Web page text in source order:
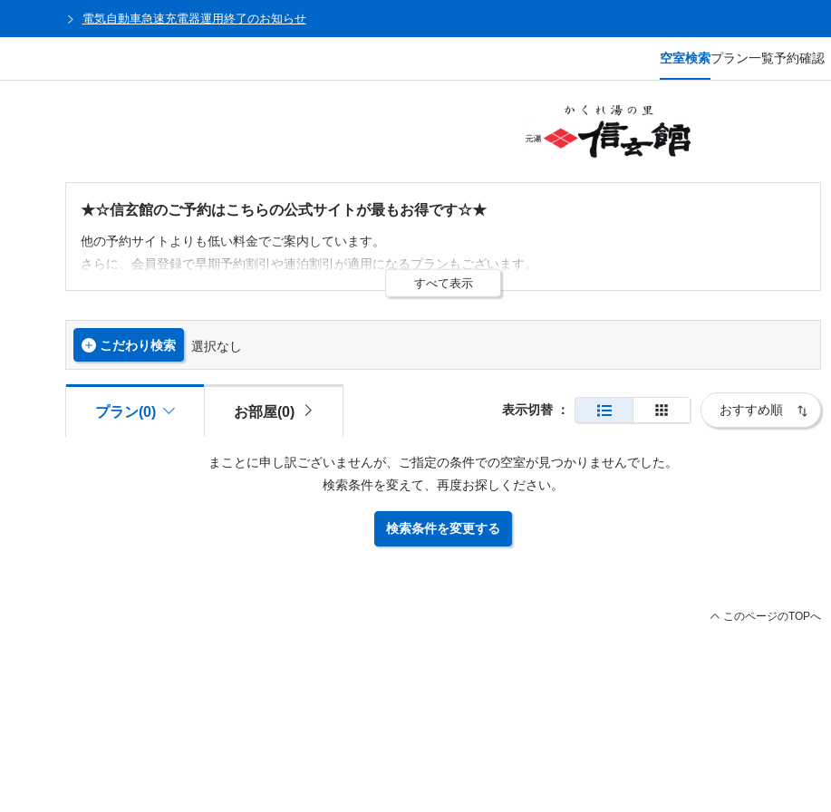
電気自動車急速充電器運用終了のお知らせ
空室検索プラン一覧予約確認
★☆信玄館のご予約はこちらの公式サイトが最もお得です☆★
他の予約サイトよりも低い料金でご案内しています。
さらに、会員登録で早期予約割引や連泊割引が適用になるプランもございます。
※除外期間や対象外のプランもございます。
すべて表示
こだわり検索 選択なし
表示切替 ：
プラン(0) お部屋(0)
まことに申し訳ございませんが、ご指定の条件での空室が見つかりませんでした。
検索条件を変えて、再度お探しください。
検索条件を変更する
このページのTOPへ